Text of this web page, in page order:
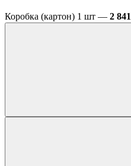
Коробка (картон) 1 шт — 2 841